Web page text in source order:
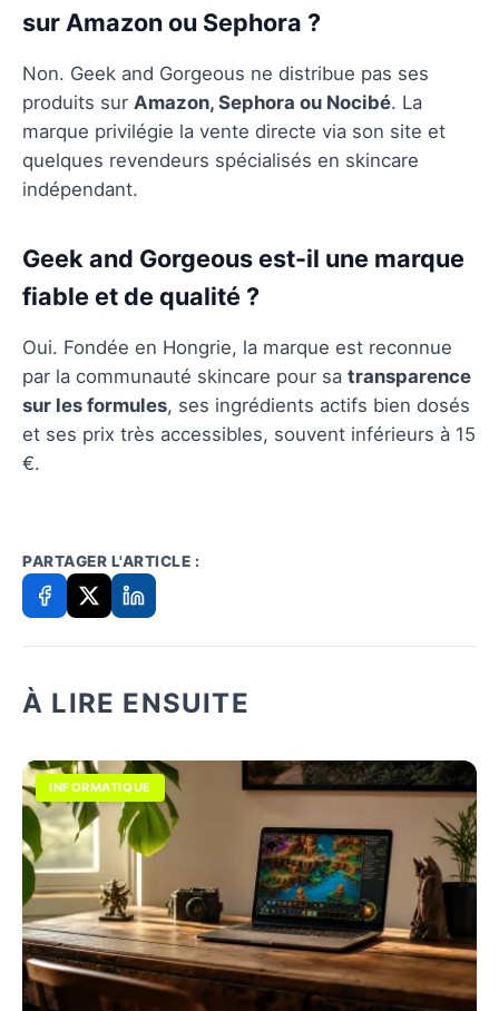
sur Amazon ou Sephora ?
Non. Geek and Gorgeous ne distribue pas ses
produits sur Amazon, Sephora ou Nocibé. La
marque privilégie la vente directe via son site et
quelques revendeurs spécialisés en skincare
indépendant.
Geek and Gorgeous est-il une marque
fiable et de qualité ?
Oui. Fondée en Hongrie, la marque est reconnue
par la communauté skincare pour sa transparence
sur les formules, ses ingrédients actifs bien dosés
et ses prix très accessibles, souvent inférieurs à 15
€.
PARTAGER L'ARTICLE :
À LIRE ENSUITE
INFORMATIQUE